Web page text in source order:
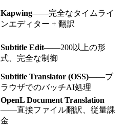
Kapwing——完全なタイムライ
ンエディター + 翻訳
Subtitle Edit——200以上の形
式、完全な制御
Subtitle Translator (OSS)——ブ
ラウザでのバッチAI処理
OpenL Document Translation
——直接ファイル翻訳、従量課
金